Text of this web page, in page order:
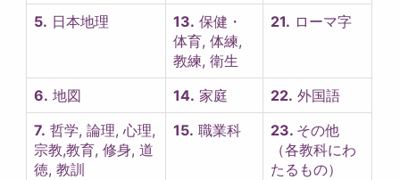
5. 日本地理 13. 保健・
体育, 体練,
教練, 衛生
21. ローマ字
6. 地図 14. 家庭 22. 外国語
7. 哲学, 論理, 心理,
宗教,教育, 修身, 道
徳, 教訓
15. 職業科 23. その他
（各教科にわ
たるもの）